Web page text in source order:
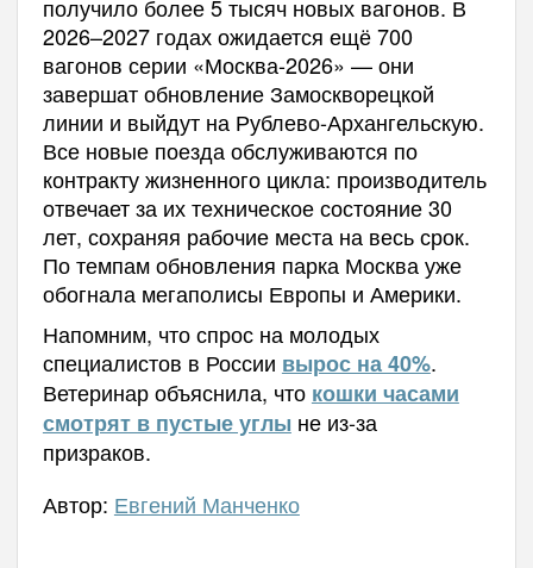
получило более 5 тысяч новых вагонов. В
2026–2027 годах ожидается ещё 700
вагонов серии «Москва-2026» — они
завершат обновление Замоскворецкой
линии и выйдут на Рублево-Архангельскую.
Все новые поезда обслуживаются по
контракту жизненного цикла: производитель
отвечает за их техническое состояние 30
лет, сохраняя рабочие места на весь срок.
По темпам обновления парка Москва уже
обогнала мегаполисы Европы и Америки.
Напомним, что спрос на молодых
специалистов в России вырос на 40%.
Ветеринар объяснила, что кошки часами
смотрят в пустые углы не из-за
призраков.
Автор: Евгений Манченко